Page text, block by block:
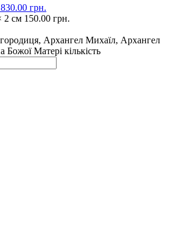
830.00 грн.
2 см 150.00 грн.
Архангел Михаїл, Архангел
Божої Матері кількість